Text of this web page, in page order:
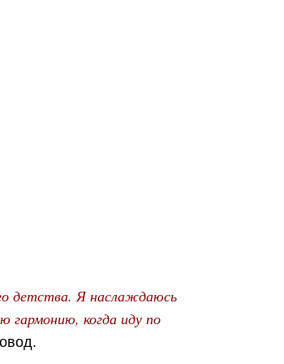
детства. Я наслаждаюсь
когда иду по